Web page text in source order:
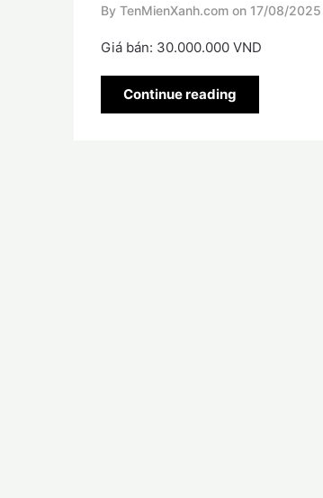
By TenMienXanh.com on 17/08/2025
Giá bán: 30.000.000 VND
Continue reading